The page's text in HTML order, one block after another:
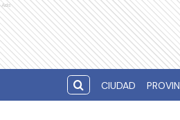
Ads
CIUDAD